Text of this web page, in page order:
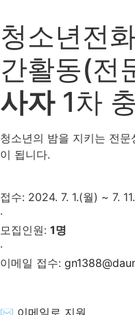
청소년전
간활동(전
사자1차
청소년의 밤을 지키는 전
이 됩니다.
접수: 2024. 7. 1.(월) ~ 7.
·
모집인원: 1명
·
이메일 접수:
✉ 이메일로 지원